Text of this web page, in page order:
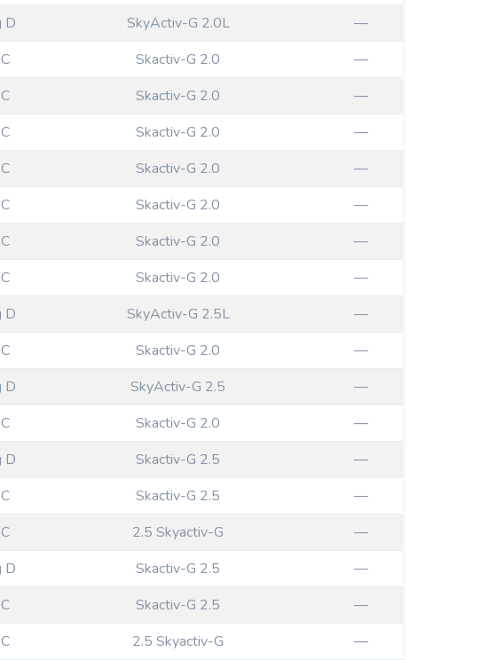
D SkyActiv-G 2.0L
—
Skactiv-G 2.0
—
Skactiv-G 2.0
—
Skactiv-G 2.0
—
Skactiv-G 2.0
—
Skactiv-G 2.0
—
Skactiv-G 2.0
—
Skactiv-G 2.0
—
D SkyActiv-G 2.5L
—
Skactiv-G 2.0
—
D SkyActiv-G 2.5
—
Skactiv-G 2.0
—
D Skactiv-G 2.5
—
Skactiv-G 2.5
—
2.5 Skyactiv-G
—
D Skactiv-G 2.5
—
Skactiv-G 2.5
—
2.5 Skyactiv-G
—